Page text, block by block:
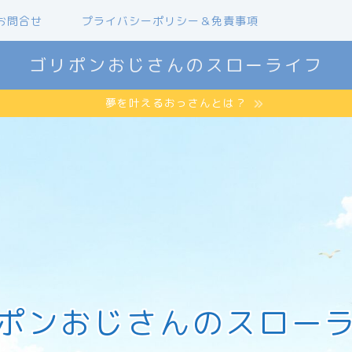
問合せ プライバシーポリシー＆免責事項
ゴリポンおじさんのスローライフ
夢を叶えるおっさんとは？
ンおじさんのスロー